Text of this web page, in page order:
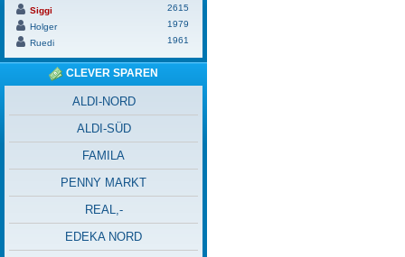
Siggi
2615
Holger
1979
Ruedi
1961
CLEVER SPAREN
ALDI-NORD
ALDI-SÜD
FAMILA
PENNY MARKT
REAL,-
EDEKA NORD